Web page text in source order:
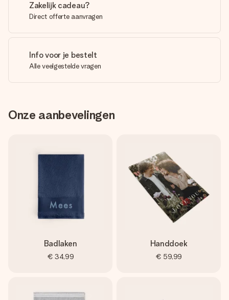
Zakelijk cadeau?
Direct offerte aanvragen
Info voor je bestelt
Alle veelgestelde vragen
Onze aanbevelingen
Badlaken
€ 34,99
Handdoek
€ 59,99